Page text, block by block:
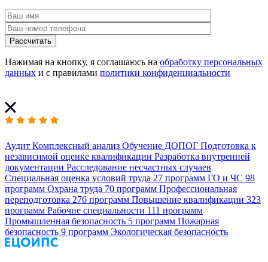
Рассчитать
Нажимая на кнопку, я соглашаюсь на обработку персональных
данных и с правилами политики конфиденциальности
Аудит Комплексный анализ Обучение ДОПОГ Подготовка к
независимой оценке квалификации Разработка внутренней
документации Расследование несчастных случаев
Специальная оценка условий труда 27 программ ГО и ЧС 98
программ Охрана труда 70 программ Профессиональная
переподготовка 276 программ Повышение квалификации 323
программ Рабочие специальности 111 программ
Промышленная безопасность 5 программ Пожарная
безопасность 9 программ Экологическая безопасность